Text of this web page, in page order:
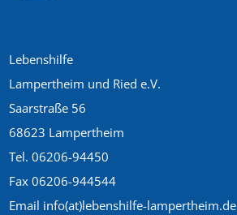
Lebenshilfe
Lampertheim und Ried e.V.
Saarstraße 56
68623 Lampertheim
Tel. 06206-94450
Fax 06206-944544
Email info(at)lebenshilfe-lampertheim.de